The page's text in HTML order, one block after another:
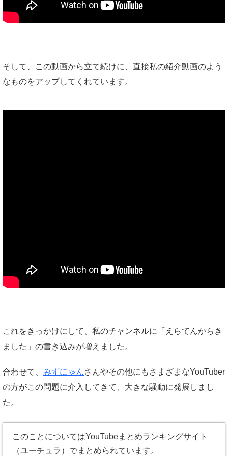
そして、この動画から立て続けに、直接私の紹介動画のよう
なものをアップしてくれています。
これをきっかけにして、私のチャンネルに「えらてんからき
ました」の書き込みが増えました。
合わせて、 みずにゃんさんやその他にもさまざまなYouTuber
の方がこの問題に介入してきて、大きな騒動に発展しまし
た。
このことについてはYouTubeまとめランキングサイト
（ユーチュラ）でまとめられています。